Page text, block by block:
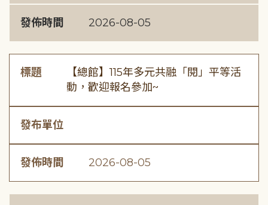
發佈時間 2026-08-05
標題
【總館】115年多元共融「閱」平等活
動，歡迎報名參加~
發布單位
發佈時間 2026-08-05